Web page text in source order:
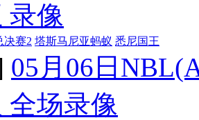
录像
决赛2 塔斯马尼亚蚂蚁 悉尼国王
05月06日
全场录像